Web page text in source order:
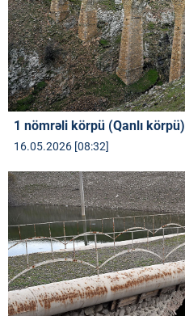
1 nömrəli körpü (Qanlı körpü)
16.05.2026 [08:32]